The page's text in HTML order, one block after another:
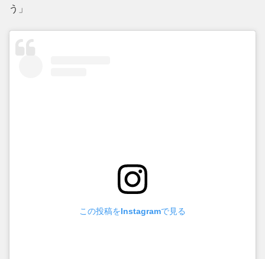
う」
この投稿をInstagramで見る